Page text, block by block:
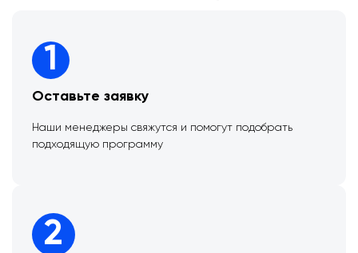
1
Оставьте заявку
Наши менеджеры свяжутся и помогут подобрать
подходящую программу
2